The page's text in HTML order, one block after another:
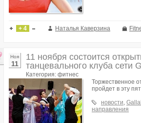
+ 4 Наталья Каверзина
Ноя
11
11 ноября состоится
танцевального клуба сети
Категория: фитнес
Торжественное
пройдет в эту
новости,
направления